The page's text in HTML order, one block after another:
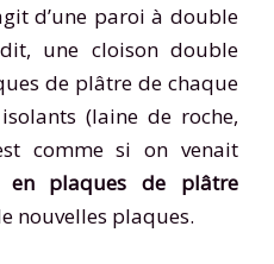
d’une paroi à double
une cloison double
de plâtre de chaque
(laine de roche,
comme si on venait
en plaques de plâtre
nouvelles plaques.